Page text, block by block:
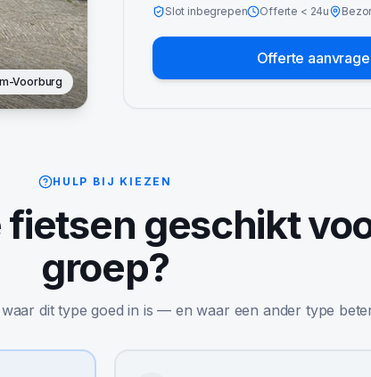
Voorburg
Slot inbegrepen Offerte < 24u
Offerte
HULP BIJ KIEZEN
geschikt
groep?
dit type goed in is — en waar een ander type